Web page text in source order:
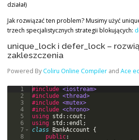
działał)
Jak rozwiązać ten problem? Musimy użyć
trzech specjalistycznych strategii blokujących:
unique_lock i defer_lock –
zakleszczenia
Powered By Coliru Online Compiler and Ace
1
2
3
4
5
6
7
8
#include <iostream>
#include <thread>
#include <mutex>
#include <chrono>
using
std :: cout ;
using
std ::endl ;
class
BankAccount
{
public: